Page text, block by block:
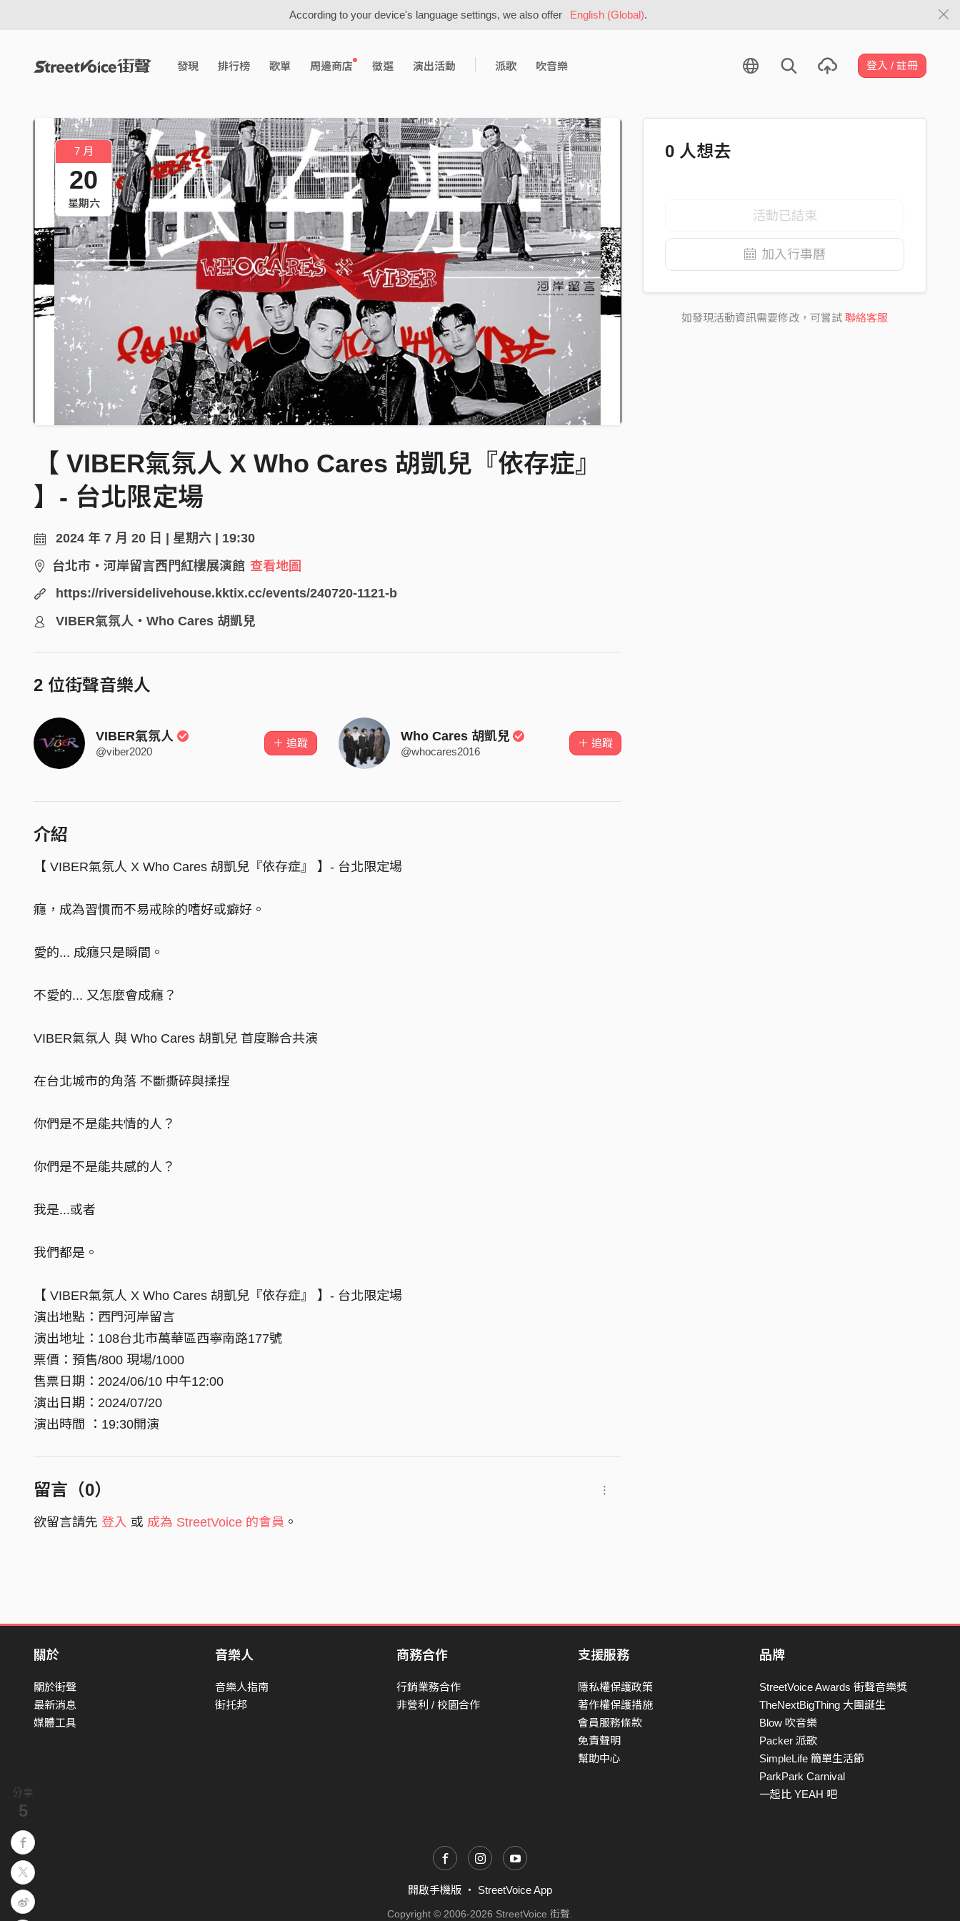
According to your device's language settings, we also offer English (Global).
發現 排行榜 歌單 周邊商店 徵選 演出活動 派歌 吹音樂 登入 / 註冊
7 月
20
星期六
【 VIBER氣氛人 X Who Cares 胡凱兒『依存症』
】- 台北限定場
2024 年 7 月 20 日 | 星期六 | 19:30
台北市・河岸留言西門紅樓展演館 查看地圖
https://riversidelivehouse.kktix.cc/events/240720-1121-b
VIBER氣氛人・Who Cares 胡凱兒
2 位街聲音樂人
VIBER氣氛人
@viber2020
＋ 追蹤 Who Cares 胡凱兒
@whocares2016
＋ 追蹤
介紹
【 VIBER氣氛人 X Who Cares 胡凱兒『依存症』 】- 台北限定場
癮，成為習慣而不易戒除的嗜好或癖好。
愛的... 成癮只是瞬間。
不愛的... 又怎麼會成癮？
VIBER氣氛人 與 Who Cares 胡凱兒 首度聯合共演
在台北城市的角落 不斷撕碎與揉捏
你們是不是能共情的人？
你們是不是能共感的人？
我是...或者
我們都是。
【 VIBER氣氛人 X Who Cares 胡凱兒『依存症』 】- 台北限定場
演出地點：西門河岸留言
演出地址：108台北市萬華區西寧南路177號
票價：預售/800 現場/1000
售票日期：2024/06/10 中午12:00
演出日期：2024/07/20
演出時間 ：19:30開演
留言（0）
欲留言請先 登入 或 成為 StreetVoice 的會員 。
0 人想去
活動已結束
加入行事曆
如發現活動資訊需要修改，可嘗試聯絡客服
分享
5
關於
關於街聲
最新消息
媒體工具
音樂人
音樂人指南
街托邦
商務合作
行銷業務合作
非營利 / 校園合作
支援服務
隱私權保護政策
著作權保護措施
會員服務條款
免責聲明
幫助中心
品牌
StreetVoice Awards 街聲音樂獎
TheNextBigThing 大團誕生
Blow 吹音樂
Packer 派歌
SimpleLife 簡單生活節
ParkPark Carnival
一起比 YEAH 吧
開啟手機版 ・ StreetVoice App
Copyright © 2006-2026 StreetVoice 街聲.